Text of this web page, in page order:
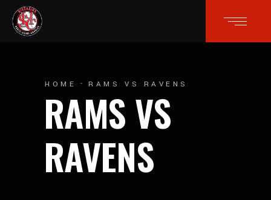
HOME RAMS VS RAVENS
RAMS VS
RAVENS